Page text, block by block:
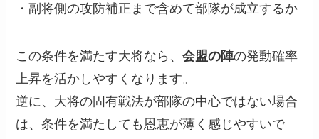
・副将側の攻防補正まで含めて部隊が成立するか
この条件を満たす大将なら、会盟の陣の発動確率
上昇を活かしやすくなります。
逆に、大将の固有戦法が部隊の中心ではない場合
は、条件を満たしても恩恵が薄く感じやすいで